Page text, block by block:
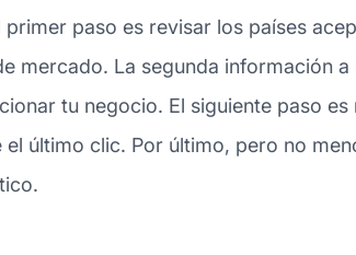
paso es revisar los países
mercado. La segunda información
tu negocio. El siguiente paso
último clic. Por último, pero no